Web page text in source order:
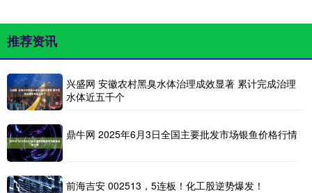
推荐资讯
兴盛网 安徽农村黑臭水体治理成效显著 累计完成治理
水体近五千个
鼎牛网 2025年6月3日全国主要批发市场银鱼价格行情
前海吉安 002513，5连板！化工股逆势爆发！